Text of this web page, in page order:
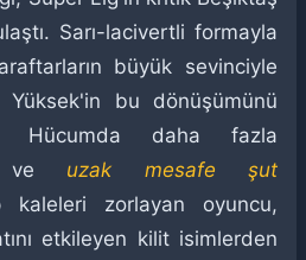
Sarı-lacivertli formayla
büyük sevinciyle
Yüksek'in bu dönüşümünü
Hücumda daha fazla
ve uzak mesafe şut
kaleleri zorlayan oyuncu,
etkileyen kilit isimlerden